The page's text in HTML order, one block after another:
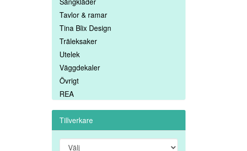
Tavlor & ramar
Tina Blix Design
Träleksaker
Utelek
Väggdekaler
Övrigt
REA
Tillverkare